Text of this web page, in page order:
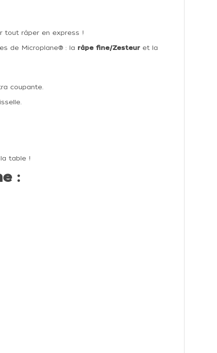
tout râper en express !
de Microplane® : la râpe fine/Zesteuret la
coupante.
table !
: